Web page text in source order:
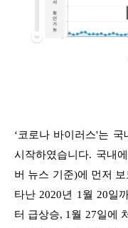
‘코로나 바이러스'는 국
시작하였습니다. 국내
버 뉴스 기준)에 먼저
타난 2020년 1월 20일
터 급상승, 1월 27일에